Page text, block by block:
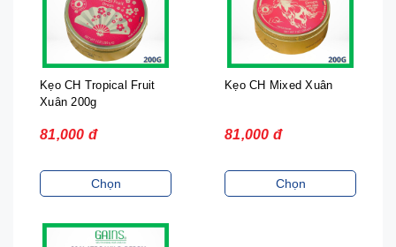
Kẹo CH Tropical Fruit
Xuân 200g
81,000 đ
Chọn
Kẹo CH Mixed Xuân
81,000 đ
Chọn